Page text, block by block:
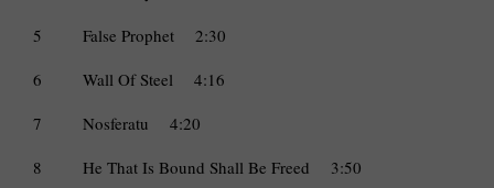
5
False Prophet
2:30
6
Wall Of Steel
4:16
7
Nosferatu
4:20
8
He That Is Bound Shall Be Freed
3:50